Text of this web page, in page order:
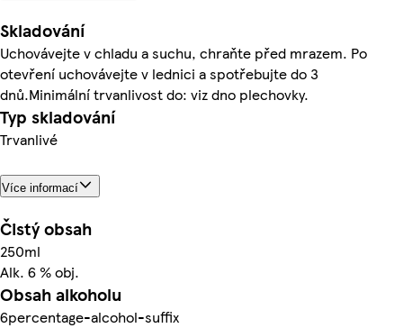
Skladování
Uchovávejte v chladu a suchu, chraňte před mrazem. Po
otevření uchovávejte v lednici a spotřebujte do 3
dnů.Minimální trvanlivost do: viz dno plechovky.
Typ skladování
Trvanlivé
Více informací
Čistý obsah
250ml
Alk. 6 % obj.
Obsah alkoholu
6percentage-alcohol-suffix